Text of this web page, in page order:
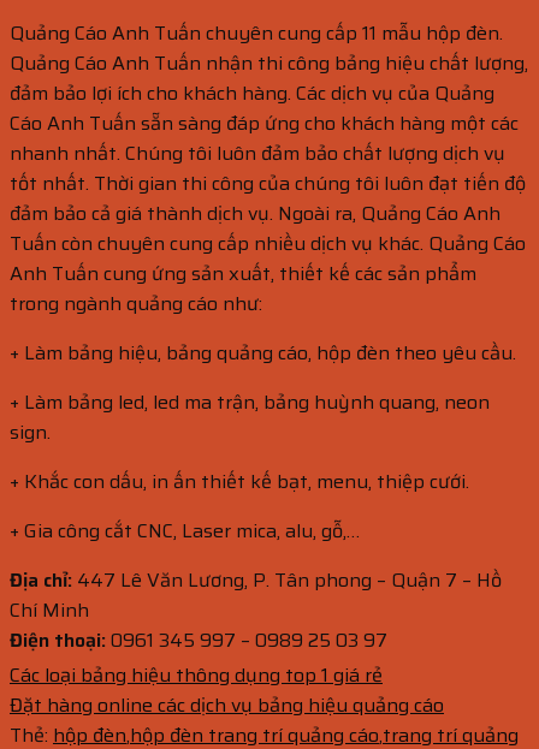
Quảng Cáo Anh Tuấn chuyên cung cấp 11 mẫu hộp đèn.
Quảng Cáo Anh Tuấn nhận thi công bảng hiệu chất lượng,
đảm bảo lợi ích cho khách hàng. Các dịch vụ của Quảng
Cáo Anh Tuấn sẵn sàng đáp ứng cho khách hàng một các
nhanh nhất. Chúng tôi luôn đảm bảo chất lượng dịch vụ
tốt nhất. Thời gian thi công của chúng tôi luôn đạt tiến độ
đảm bảo cả giá thành dịch vụ. Ngoài ra, Quảng Cáo Anh
Tuấn còn chuyên cung cấp nhiều dịch vụ khác. Quảng Cáo
Anh Tuấn cung ứng sản xuất, thiết kế các sản phẩm
trong ngành quảng cáo như:
+ Làm bảng hiệu, bảng quảng cáo, hộp đèn theo yêu cầu.
+ Làm bảng led, led ma trận, bảng huỳnh quang, neon
sign.
+ Khắc con dấu, in ấn thiết kế bạt, menu, thiệp cưới.
+ Gia công cắt CNC, Laser mica, alu, gỗ,…
Địa chỉ: 447 Lê Văn Lương, P. Tân phong – Quận 7 – Hồ
Chí Minh
Điện thoại:0961 345 997 – 0989 25 03 97
Các loại bảng hiệu thông dụng top 1 giá rẻ
Đặt hàng online các dịch vụ bảng hiệu quảng cáo
Thẻ: hộp đèn,hộp đèn trang trí quảng cáo,trang trí quảng